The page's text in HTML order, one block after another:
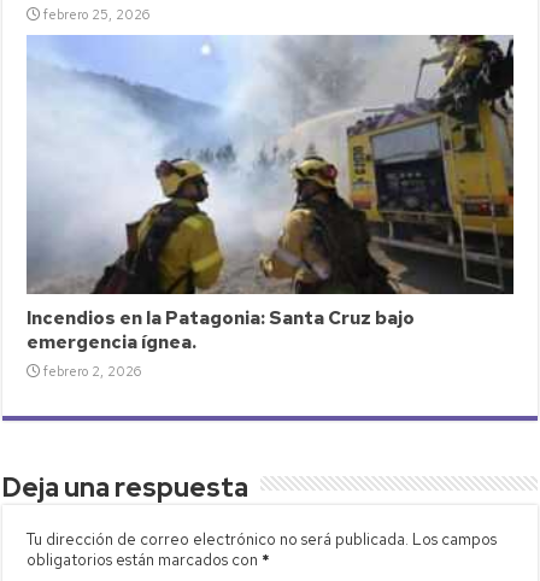
febrero 25, 2026
Incendios en la Patagonia: Santa Cruz bajo
emergencia ígnea.
febrero 2, 2026
Deja una respuesta
Tu dirección de correo electrónico no será publicada. Los campos
obligatorios están marcados con *